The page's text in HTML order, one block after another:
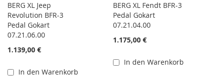
BERG XL Jeep
Revolution BFR-3
Pedal Gokart
07.21.06.00
1.139,00 €
In den Warenkorb
BERG XL Fendt BFR-3
Pedal Gokart
07.21.04.00
1.175,00 €
In den Warenkorb